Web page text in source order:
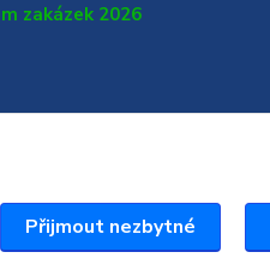
zakázek 2026
Přijmout nezbytné